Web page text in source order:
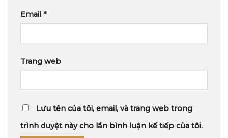
Email *
Trang web
Lưu tên của tôi, email, và trang web trong
trình duyệt này cho lần bình luận kế tiếp của tôi.